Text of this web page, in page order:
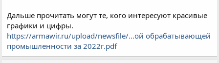
Дальше прочитать могут те, кого интересуют красивые
графики и цифры.
https://armawir.ru/upload/newsfile/...ой обрабатывающей
промышленности за 2022г.pdf